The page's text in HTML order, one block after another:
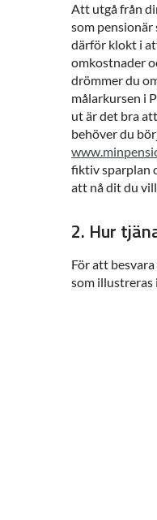
Att utgå från
som pensionär
därför klokt i
omkostnader
drömmer du
målarkursen i
ut är det bra
behöver du
fiktiv sparplan
att nå dit du
2. Hur
För att
som illustreras